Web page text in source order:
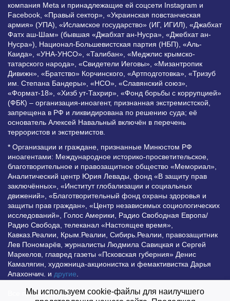
компания Meta и принадлежащие ей соцсети Instagram и
Facebook, «Правый сектор», «Украинская повстанческая
армия» (УПА), «Исламское государство» (ИГ, ИГИЛ), «Джабхат
Фатх аш-Шам» (бывшая «Джабхат ан-Нусра», «Джебхат ан-
Нусра»), Национал-Большевистская партия (НБП), «Аль-
Каида», «УНА-УНСО», «Талибан», «Меджлис крымско-
татарского народа», «Свидетели Иеговы», «Мизантропик
Дивижн», «Братство» Корчинского, «Артподготовка», «Тризуб
им. Степана Бандеры», «НСО», «Славянский союз»,
«Формат-18», «Хизб ут-Тахрир», «Фонд борьбы с коррупцией»
(ФБК) – организация-иноагент, признанная экстремистской,
запрещена в РФ и ликвидирована по решению суда; её
основатель Алексей Навальный включён в перечень
террористов и экстремистов.
* Организации и граждане, признанные Минюстом РФ
иноагентами: Международное историко-просветительское,
благотворительное и правозащитное общество «Мемориал»,
Аналитический центр Юрия Левады, фонд «В защиту прав
заключённых», «Институт глобализации и социальных
движений», «Благотворительный фонд охраны здоровья и
защиты прав граждан», «Центр независимых социологических
исследований», Голос Америки, Радио Свободная Европа/
Радио Свобода, телеканал «Настоящее время»,
Кавказ.Реалии, Крым.Реалии, Сибирь.Реалии, правозащитник
Лев Пономарёв, журналисты Людмила Савицкая и Сергей
Маркелов, главред газеты «Псковская губерния» Денис
Камалягин, художница-акционистка и фемактивистка Дарья
Апахончич. и другие
Все права защищены и охраняются законом. Любое
Мы используем cookie-файлы для наилучшего